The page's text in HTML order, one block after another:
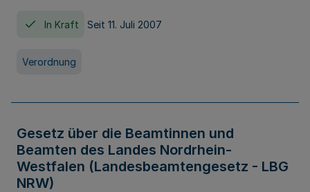
In Kraft Seit 11. Juli 2007
Verordnung
Gesetz über die Beamtinnen und
Beamten des Landes Nordrhein-
Westfalen (Landesbeamtengesetz - LBG
NRW)